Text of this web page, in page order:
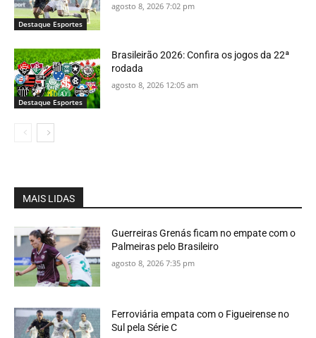
Destaque Esportes
agosto 8, 2026 7:02 pm
Destaque Esportes
Brasileirão 2026: Confira os jogos da 22ª
rodada
agosto 8, 2026 12:05 am
MAIS LIDAS
Guerreiras Grenás ficam no empate com o
Palmeiras pelo Brasileiro
agosto 8, 2026 7:35 pm
Ferroviária empata com o Figueirense no
Sul pela Série C